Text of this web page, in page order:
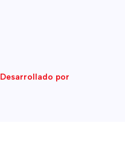
Desarrollado por